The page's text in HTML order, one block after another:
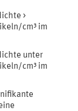
>
cm³ im
unter
cm³ im